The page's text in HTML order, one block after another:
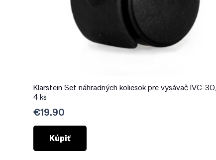
Klarstein Set náhradných koliesok pre vysávač IVC-30,
4 ks
€19.90
Kúpiť